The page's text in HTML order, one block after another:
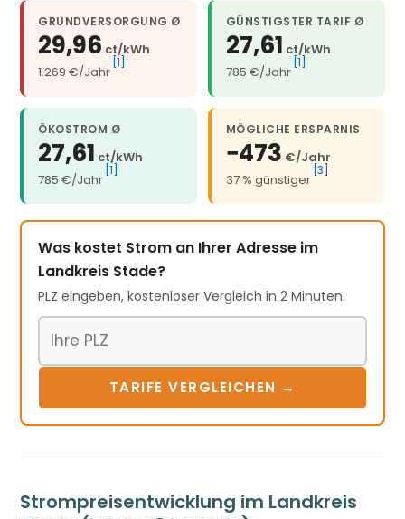
GRUNDVERSORGUNG Ø
29,96 ct/kWh
1.269 €/Jahr
[1]
GÜNSTIGSTER TARIF Ø
27,61 ct/kWh
785 €/Jahr
[1]
ÖKOSTROM Ø
27,61 ct/kWh
785 €/Jahr
[1]
MÖGLICHE ERSPARNIS
−473 €/Jahr
37 % günstiger
[3]
Was kostet Strom an Ihrer Adresse im
Landkreis Stade?
PLZ eingeben, kostenloser Vergleich in 2 Minuten.
TARIFE VERGLEICHEN →
Strompreisentwicklung im Landkreis